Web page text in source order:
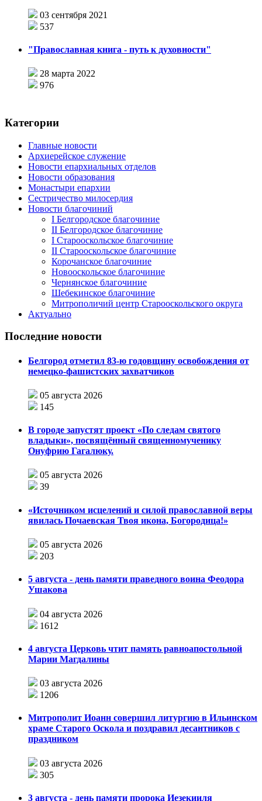
03 сентября 2021
537
"Православная книга - путь к духовности"
28 марта 2022
976
Категории
Главные новости
Архиерейское служение
Новости епархиальных отделов
Новости образования
Монастыри епархии
Сестричество милосердия
Новости благочиний
I Белгородское благочиние
II Белгородское благочиние
I Старооскольское благочиние
II Старооскольское благочиние
Корочанское благочиние
Новооскольское благочиние
Чернянское благочиние
Шебекинское благочиние
Митрополичий центр Старооскольского округа
Актуально
Последние новости
Белгород отметил 83-ю годовщину освобождения от
немецко-фашистских захватчиков
05 августа 2026
145
В городе запустят проект «По следам святого
владыки», посвящённый священномученику
Онуфрию Гагалюку.
05 августа 2026
39
«Источником исцелений и силой православной веры
явилась Почаевская Твоя икона, Богородица!»
05 августа 2026
203
5 августа - день памяти праведного воина Феодора
Ушакова
04 августа 2026
1612
4 августа Церковь чтит память равноапостольной
Марии Магдалины
03 августа 2026
1206
Митрополит Иоанн совершил литургию в Ильинском
храме Старого Оскола и поздравил десантников с
праздником
03 августа 2026
305
3 августа - день памяти пророка Иезекииля